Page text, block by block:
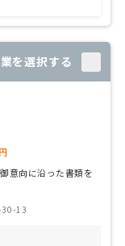
を選択する
意向に沿った書類を
30-13